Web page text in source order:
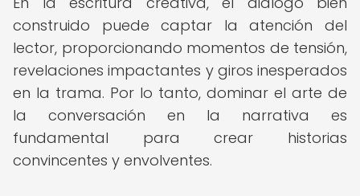
construido puede captar la atención del
lector, proporcionando momentos de tensión,
revelaciones impactantes y giros inesperados
en la trama. Por lo tanto, dominar el arte de
la conversación en la narrativa es
fundamental para crear historias
convincentes y envolventes.